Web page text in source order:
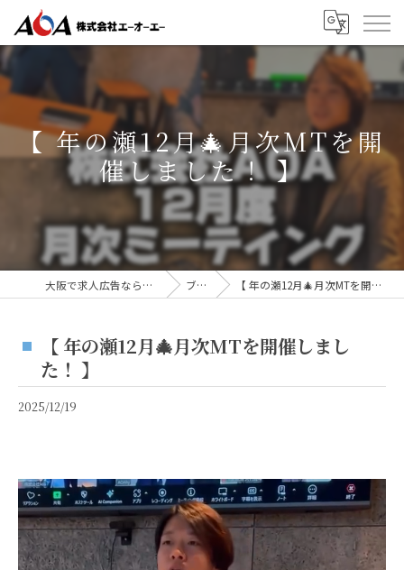
【 年の瀬12月🎄月次MTを開
催しました！ 】
大阪で求人広告なら株式会社AOA ブログ 【 年の瀬12月🎄月次MTを開催しました！ 】
【 年の瀬12月🎄月次MTを開催しまし
た！ 】
2025/12/19